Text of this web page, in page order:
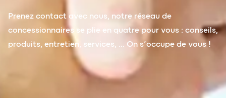
Prenez contact avec nous, notre réseau de
concessionnaires se plie en quatre pour vous : conseils,
produits, entretien, services, … On s’occupe de vous !